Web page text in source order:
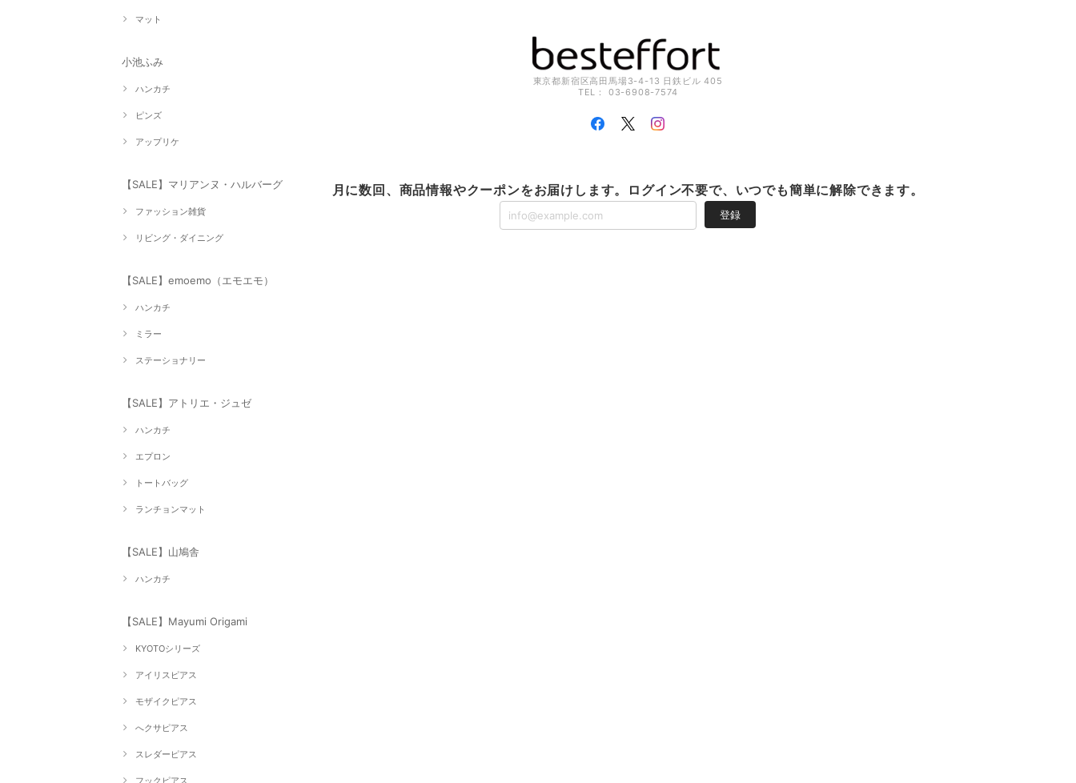
マット
小池ふみ
ハンカチ
ピンズ
アップリケ
【SALE】マリアンヌ・ハルバーグ
ファッション雑貨
リビング・ダイニング
【SALE】emoemo（エモエモ）
ハンカチ
ミラー
ステーショナリー
【SALE】アトリエ・ジュゼ
ハンカチ
エプロン
トートバッグ
ランチョンマット
【SALE】山鳩舎
ハンカチ
【SALE】Mayumi Origami
KYOTOシリーズ
アイリスピアス
モザイクピアス
へクサピアス
スレダーピアス
東京都新宿区高田馬場3-4-13 日鉄ビル 405
TEL： 03-6908-7574
月に数回、商品情報やクーポンをお届けします。ログイン不要で、いつでも簡単に解除できます。
登録